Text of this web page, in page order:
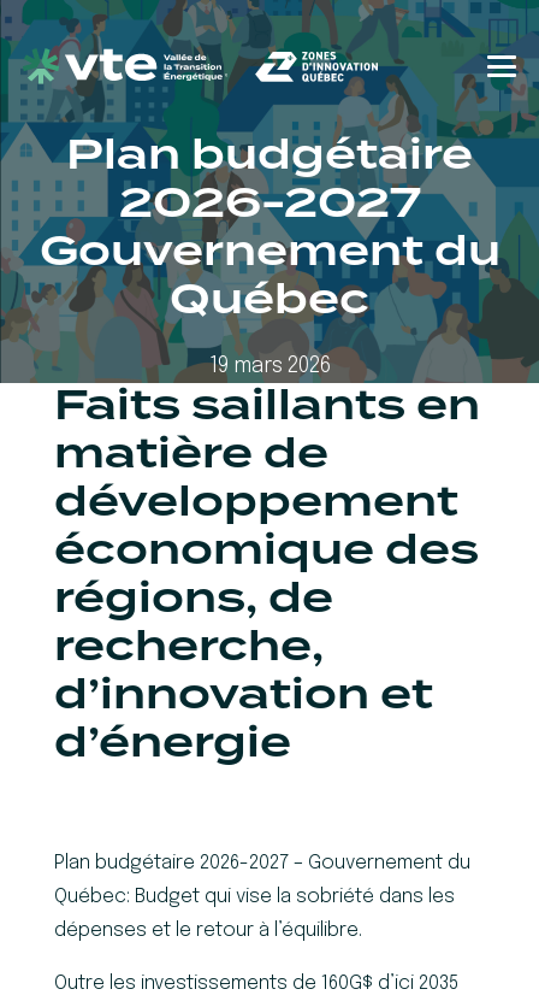
Plan budgétaire
2026-2027
Gouvernement du
Québec
19 mars 2026
Faits saillants en
matière de
développement
économique des
régions, de
recherche,
d’innovation et
d’énergie
Plan budgétaire 2026-2027 – Gouvernement du
Québec: Budget qui vise la sobriété dans les
dépenses et le retour à l’équilibre.
Outre les investissements de 160G$ d’ici 2035